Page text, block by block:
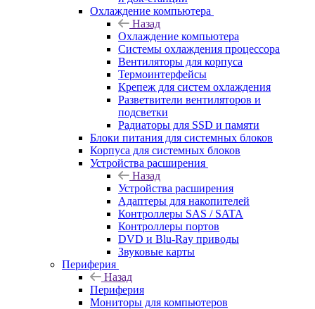
Охлаждение компьютера
Назад
Охлаждение компьютера
Системы охлаждения процессора
Вентиляторы для корпуса
Термоинтерфейсы
Крепеж для систем охлаждения
Разветвители вентиляторов и
подсветки
Радиаторы для SSD и памяти
Блоки питания для системных блоков
Корпуса для системных блоков
Устройства расширения
Назад
Устройства расширения
Адаптеры для накопителей
Контроллеры SAS / SATA
Контроллеры портов
DVD и Blu-Ray приводы
Звуковые карты
Периферия
Назад
Периферия
Мониторы для компьютеров